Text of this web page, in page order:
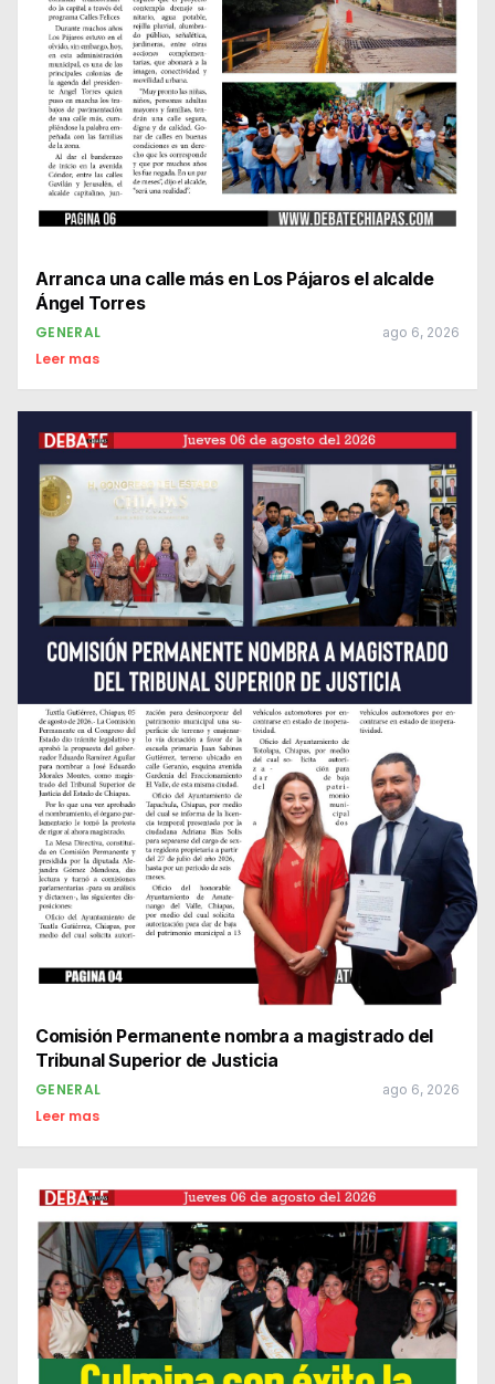
Arranca una calle más en Los Pájaros el alcalde
Ángel Torres
GENERAL ago 6, 2026
Leer mas
Comisión Permanente nombra a magistrado del
Tribunal Superior de Justicia
GENERAL ago 6, 2026
Leer mas